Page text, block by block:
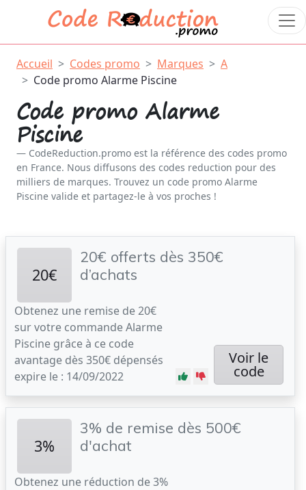
Accueil Codes promo Marques
A
Code promo Alarme Piscine
Code promo Alarme
Piscine
CodeReduction.promo est la référence des codes promo
en France. Nous diffusons des codes reduction pour des
milliers de marques. Trouvez un code promo Alarme
Piscine valide et partagez-le à vos proches !
20€
20€ offerts dès 350€
d’achats
Obtenez une remise de 20€
sur votre commande Alarme
Piscine grâce à ce code
avantage dès 350€ dépensés
expire le : 14/09/2022
Voir le
code
3%
3% de remise dès 500€
d'achat
Obtenez une réduction de 3%